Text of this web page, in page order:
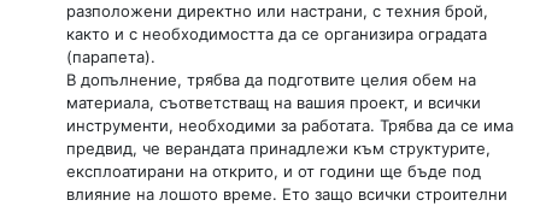
разположени директно или настрани, с техния брой,
както и с необходимостта да се организира оградата
(парапета).
В допълнение, трябва да подготвите целия обем на
материала, съответстващ на вашия проект, и всички
инструменти, необходими за работата. Трябва да се има
предвид, че верандата принадлежи към структурите,
експлоатирани на открито, и от години ще бъде под
влияние на лошото време. Ето защо всички строителни